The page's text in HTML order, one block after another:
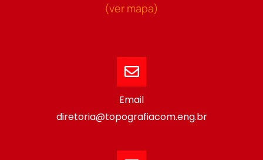
(ver mapa)
Email
diretoria@topografiacom.eng.br